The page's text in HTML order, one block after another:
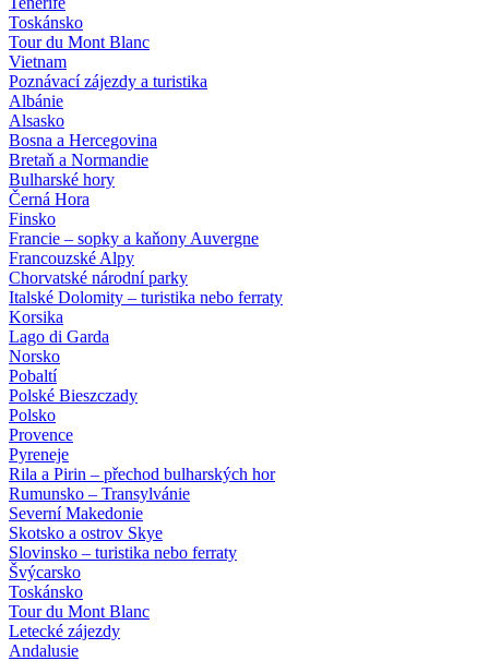
Toskánsko
Tour du Mont Blanc
Vietnam
Poznávací zájezdy a turistika
Albánie
Alsasko
Bosna a Hercegovina
Bretaň a Normandie
Bulharské hory
Černá Hora
Finsko
Francie – sopky a kaňony Auvergne
Francouzské Alpy
Chorvatské národní parky
Italské Dolomity – turistika nebo ferraty
Korsika
Lago di Garda
Norsko
Pobaltí
Polské Bieszczady
Polsko
Provence
Pyreneje
Rila a Pirin – přechod bulharských hor
Rumunsko – Transylvánie
Severní Makedonie
Skotsko a ostrov Skye
Slovinsko – turistika nebo ferraty
Švýcarsko
Toskánsko
Tour du Mont Blanc
Letecké zájezdy
Andalusie